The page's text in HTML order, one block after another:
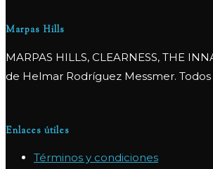
Marpas Hills
MARPAS HILLS, CLEARNESS, THE
de Helmar Rodríguez Messmer.
Enlaces útiles
Términos y condiciones